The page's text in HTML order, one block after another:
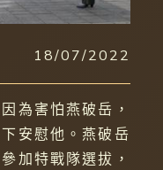
18/07/2022
為害怕燕破岳，
安慰他。燕破岳
加特戰隊選拔，